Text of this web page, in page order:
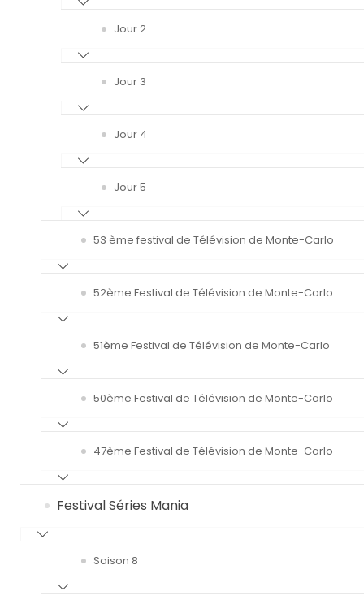
Jour 2
Jour 3
Jour 4
Jour 5
53 ème festival de Télévision de Monte-Carlo
52ème Festival de Télévision de Monte-Carlo
51ème Festival de Télévision de Monte-Carlo
50ème Festival de Télévision de Monte-Carlo
47ème Festival de Télévision de Monte-Carlo
Festival Séries Mania
Saison 8